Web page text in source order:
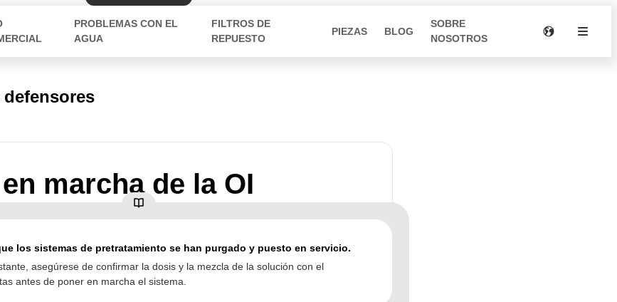
PROBLEMAS CON EL
AGUA
FILTROS DE
REPUESTO
PIEZAS BLOG
SOBRE
NOSOTROS
marcha de la OI
los sistemas de pretratamiento se han purgado y puesto en servicio.
asegúrese de confirmar la dosis y la mezcla de la solución con el
antes de poner en marcha el sistema.